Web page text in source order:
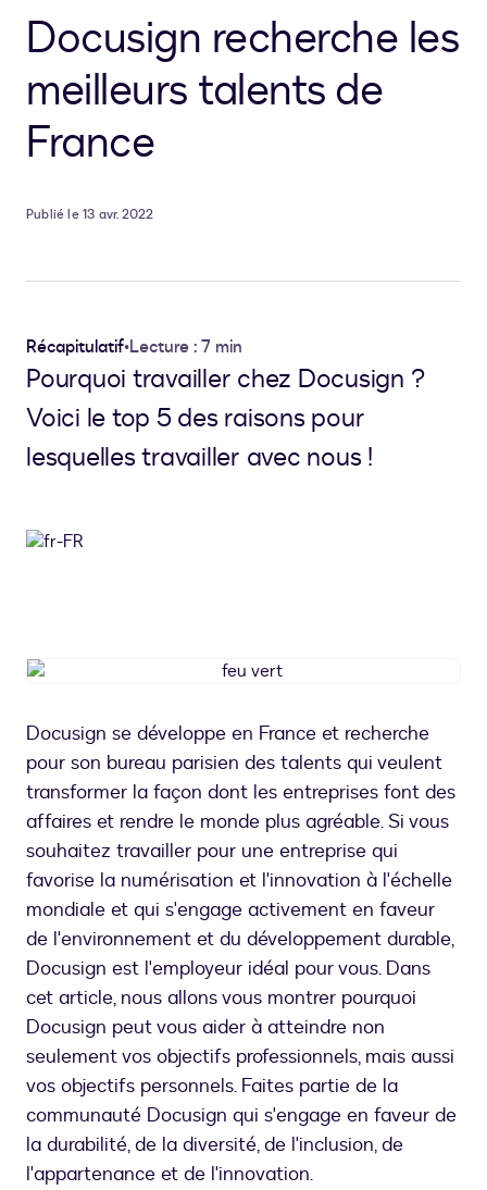
Docusign recherche les
meilleurs talents de
France
Publié le 13 avr. 2022
Récapitulatif•Lecture : 7 min
Pourquoi travailler chez Docusign ?
Voici le top 5 des raisons pour
lesquelles travailler avec nous !
feu
Docusign se développe en France et recherche
pour son bureau parisien des talents qui veulent
transformer la façon dont les entreprises font des
affaires et rendre le monde plus agréable. Si vous
souhaitez travailler pour une entreprise qui
favorise la numérisation et l'innovation à l'échelle
mondiale et qui s'engage activement en faveur
de l'environnement et du développement durable,
Docusign est l'employeur idéal pour vous. Dans
cet article, nous allons vous montrer pourquoi
Docusign peut vous aider à atteindre non
seulement vos objectifs professionnels, mais aussi
vos objectifs personnels. Faites partie de la
communauté Docusign qui s'engage en faveur de
la durabilité, de la diversité, de l'inclusion, de
l'appartenance et de l'innovation.